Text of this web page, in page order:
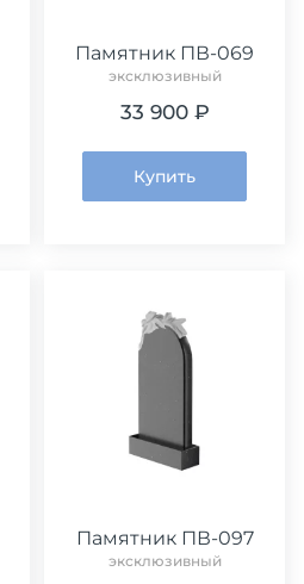
Памятник ПВ-069
эксклюзивный
33 900 ₽
Купить
Памятник ПВ-097
эксклюзивный